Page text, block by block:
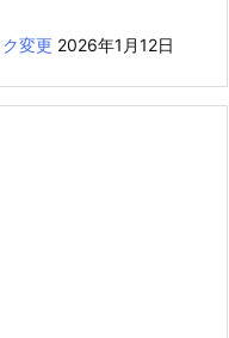
変更 2026年1月12日